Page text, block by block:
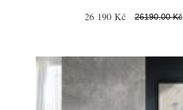
26 190 Kč 26190.00 Kč